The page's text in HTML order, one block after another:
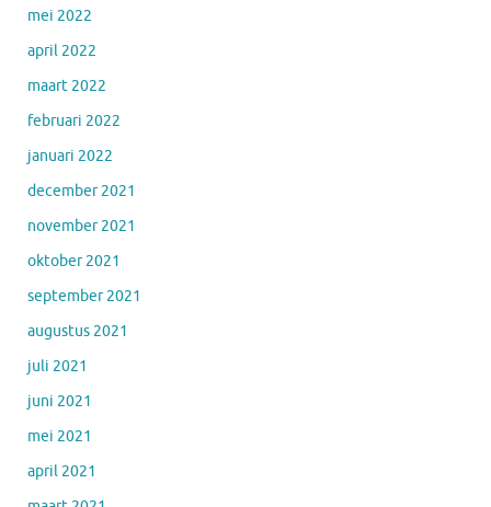
mei 2022
april 2022
maart 2022
februari 2022
januari 2022
december 2021
november 2021
oktober 2021
september 2021
augustus 2021
juli 2021
juni 2021
mei 2021
april 2021